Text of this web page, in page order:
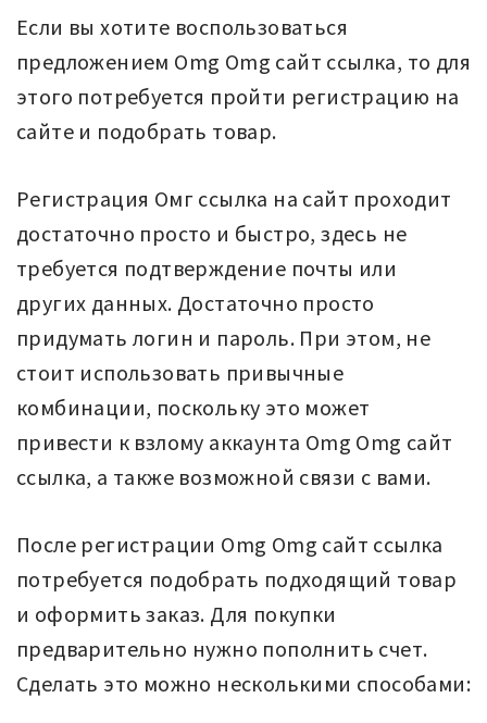
Если вы хотите воспользоваться
предложением Omg Omg сайт ссылка, то для
этого потребуется пройти регистрацию на
сайте и подобрать товар.
Регистрация Омг ссылка на сайт проходит
достаточно просто и быстро, здесь не
требуется подтверждение почты или
других данных. Достаточно просто
придумать логин и пароль. При этом, не
стоит использовать привычные
комбинации, поскольку это может
привести к взлому аккаунта Omg Omg сайт
ссылка, а также возможной связи с вами.
После регистрации Omg Omg сайт ссылка
потребуется подобрать подходящий товар
и оформить заказ. Для покупки
предварительно нужно пополнить счет.
Сделать это можно несколькими способами: